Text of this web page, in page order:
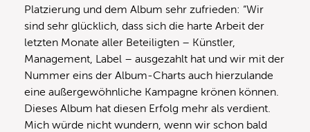
Platzierung und dem Album sehr zufrieden: “Wir
sind sehr glücklich, dass sich die harte Arbeit der
letzten Monate aller Beteiligten – Künstler,
Management, Label – ausgezahlt hat und wir mit der
Nummer eins der Album-Charts auch hierzulande
eine außergewöhnliche Kampagne krönen können.
Dieses Album hat diesen Erfolg mehr als verdient.
Mich würde nicht wundern, wenn wir schon bald